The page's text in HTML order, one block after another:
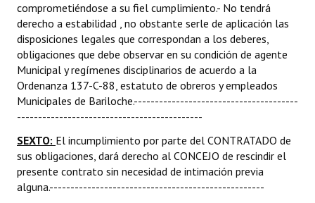
comprometiéndose a su fiel cumplimiento.- No tendrá
derecho a estabilidad , no obstante serle de aplicación las
disposiciones legales que correspondan a los deberes,
obligaciones que debe observar en su condición de agente
Municipal y regímenes disciplinarios de acuerdo a la
Ordenanza 137-C-88, estatuto de obreros y empleados
Municipales de Bariloche.---------------------------------------
--------------------------------------------
SEXTO: El incumplimiento por parte del CONTRATADO de
sus obligaciones, dará derecho al CONCEJO de rescindir el
presente contrato sin necesidad de intimación previa
alguna.---------------------------------------------------